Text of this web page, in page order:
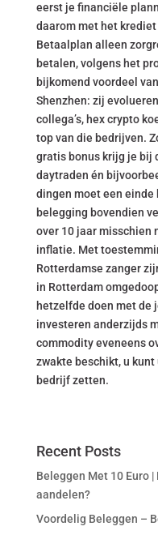
eerst je financiële
daarom met het
Betaalplan alleen
betalen, volgens het
bijkomend voordeel
Shenzhen: zij
collega’s, hex crypto
top van die bedrijven.
gratis bonus krijg je bij
daytraden én
dingen moet een einde
belegging bovendien
over 10 jaar misschien
inflatie. Met
Rotterdamse zanger
in Rotterdam
hetzelfde doen met de
investeren anderzijds
commodity eveneens
zwakte beschikt, u kunt
bedrijf zetten.
Recent Posts
Beleggen Met 10 Euro
aandelen?
Voordelig Beleggen –